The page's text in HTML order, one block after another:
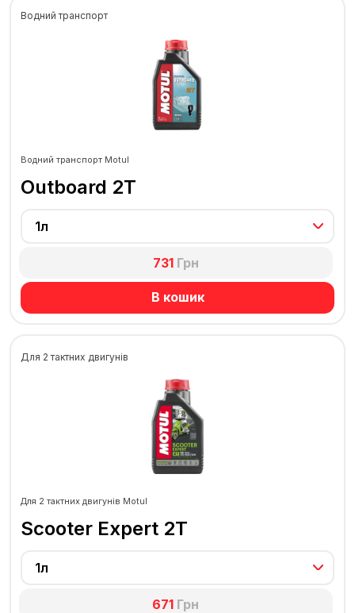
Водний транспорт
Водний транспорт Motul
Outboard 2T
1л
731Грн
В кошик
Для 2 тактних двигунів
Для 2 тактних двигунів Motul
Scooter Expert 2T
1л
671 Грн